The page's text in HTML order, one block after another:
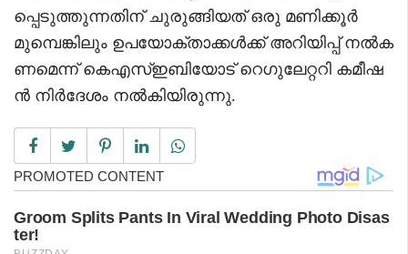
പ്പെടുത്തുന്നതിന് ചുരുങ്ങിയത് ഒരു മണിക്കൂർ
മുമ്പെങ്കിലും ഉപയോക്താക്കൾക്ക് അറിയിപ്പ് നൽക
ണമെന്ന് കെഎസ്ഇബിയോട് റെഗുലേറ്ററി കമീഷ
ൻ നിർദേശം നൽകിയിരുന്നു.